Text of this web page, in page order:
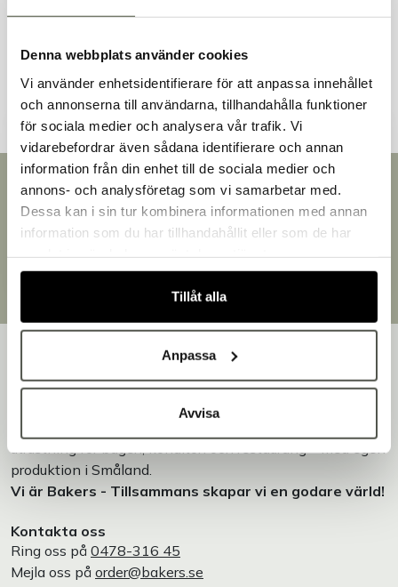
Denna webbplats använder cookies
Vi använder enhetsidentifierare för att anpassa innehållet
och annonserna till användarna, tillhandahålla funktioner
för sociala medier och analysera vår trafik. Vi
vidarebefordrar även sådana identifierare och annan
information från din enhet till de sociala medier och
annons- och analysföretag som vi samarbetar med.
Dessa kan i sin tur kombinera informationen med annan
information som du har tillhandahållit eller som de har
Tillåt alla
Anpassa
Avvisa
Andra kunder tittade även på
Snabb leverans
Leverans inom 3-5 arbetsdagar.
Brett sortiment
Egen produktion
Designat och tillverkat i Småland
utrustning för bageri, konditori och restaurang – med egen
produktion i Småland.
Vi är Bakers - Tillsammans skapar vi en godare värld!
Kontakta oss
Ring oss på 0478-316 45
Mejla oss på order@bakers.se
Välkommen till Bakers!
Handlar du som företag eller privatperson?
Fortsätt som privatperson